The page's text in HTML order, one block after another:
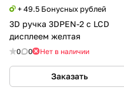
+ 49.5 Бонусных рублей
3D ручка 3DPEN-2 с LCD
дисплеем желтая
0 0 Нет в наличии
Заказать